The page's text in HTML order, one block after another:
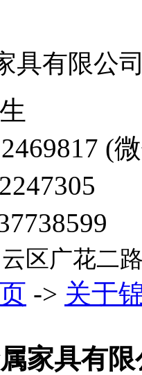
具有限公
生
(
区广花二
-> 关于
家具有